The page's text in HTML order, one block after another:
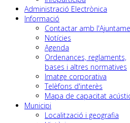
Administració Electrònica
Informació
Contactar amb
Notícies
Agenda
Ordenances, reglaments,
bases i altres normatives
Imatge corporativa
Telèfons d'interès
Mapa de capacitat
Municipi
Localització i geografia